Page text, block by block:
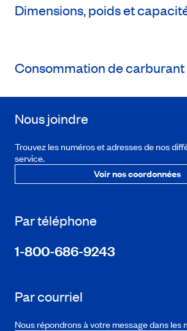
Dimensions, poids et
Consommation de carburant
Nous joindre
Trouvez les numéros et adresses de nos
service.
Voir nos coordonnées
Par téléphone
1-800-686-9243
Par courriel
Nous répondrons à votre message dans les